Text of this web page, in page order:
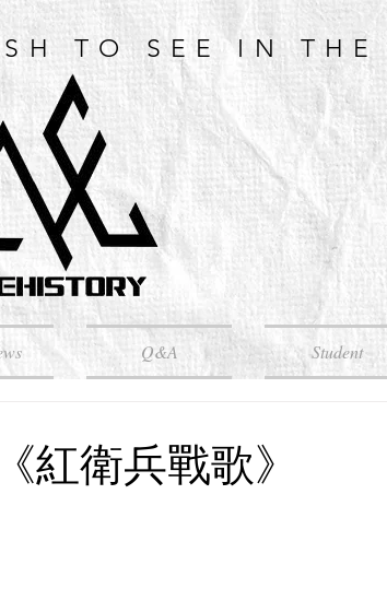
TO SEE IN THE
Q&A Student
紅衛兵戰歌》